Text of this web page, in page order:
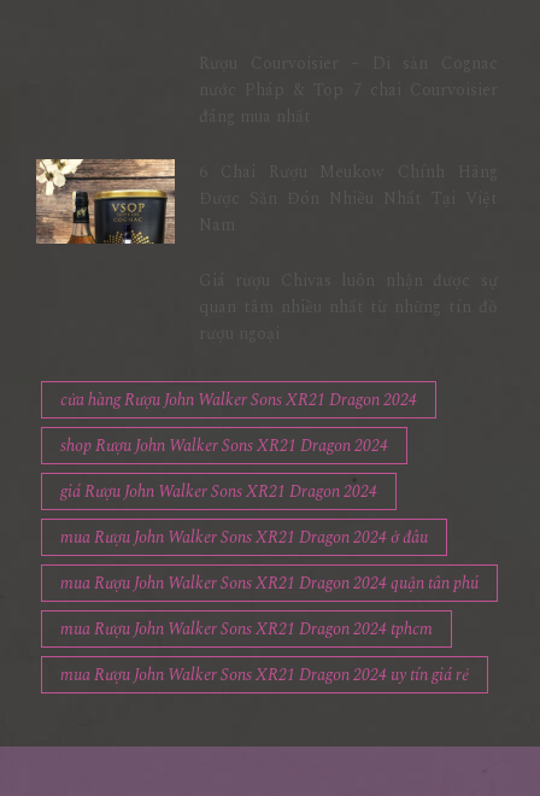
Giá rượu Chivas luôn nhận được sự
quan tâm nhiều nhất từ những tín đồ
cửa hàng Rượu John Walker Sons XR21 Dragon 2024
shop Rượu John Walker Sons XR21 Dragon 2024
giá Rượu John Walker Sons XR21 Dragon 2024
mua Rượu John Walker Sons XR21 Dragon 2024 ở đâu
mua Rượu John Walker Sons XR21 Dragon 2024 quận tân phú
mua Rượu John Walker Sons XR21 Dragon 2024 tphcm
mua Rượu John Walker Sons XR21 Dragon 2024 uy tín giá rẻ